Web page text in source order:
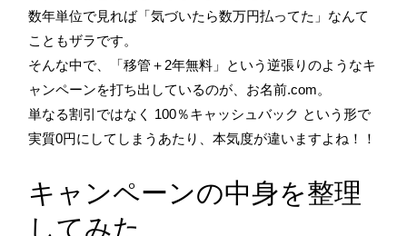
数年単位で見れば「気づいたら数万円払ってた」なんて
こともザラです。
そんな中で、「移管＋2年無料」という逆張りのようなキ
ャンペーンを打ち出しているのが、お名前.com。
単なる割引ではなく 100％キャッシュバック という形で
実質0円にしてしまうあたり、本気度が違いますよね！！
キャンペーンの中身を整理
してみた